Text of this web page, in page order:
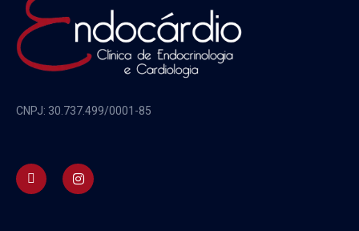
CNPJ: 30.737.499/0001-85